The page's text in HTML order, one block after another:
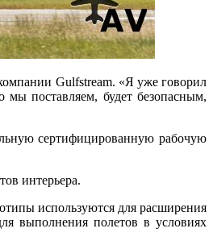
Gulfstream. «Я уже говорил
поставляем, будет безопасным,
сертифицированную рабочую
интерьера.
используются для расширения
выполнения полетов в условиях